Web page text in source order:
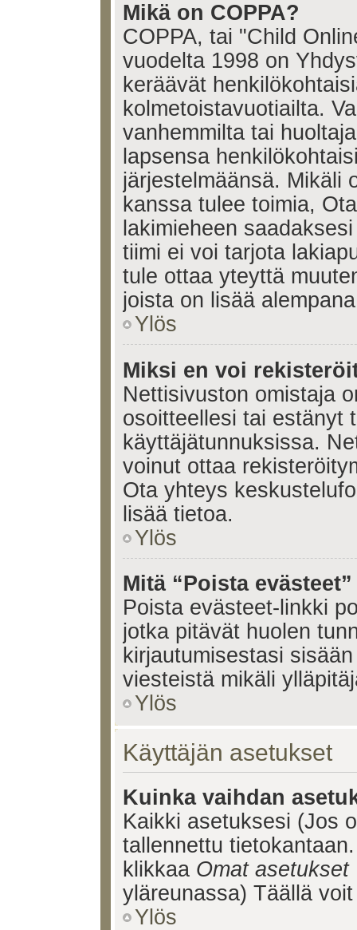
Mikä on COPPA?
COPPA, tai "Child
vuodelta 1998 on
keräävät
kolmetoistavuotiailta.
vanhemmilta tai
lapsensa
järjestelmäänsä. Mikäli
kanssa tulee toimia,
lakimieheen
tiimi ei voi tarjota
tule ottaa yteyttä
joista on lisää
Ylös
Miksi en voi
Nettisivuston omistaja
osoitteellesi tai estänyt
käyttäjätunnuksissa.
voinut ottaa
Ota yhteys
lisää tietoa.
Ylös
Mitä “Poista
Poista evästeet-linkki
jotka pitävät huolen
kirjautumisestasi
viesteistä mikäli
Ylös
Käyttäjän asetukset
Kuinka vaihdan
Kaikki asetuksesi (Jos
tallennettu
klikkaa Omat asetukset
yläreunassa) Täällä
Ylös